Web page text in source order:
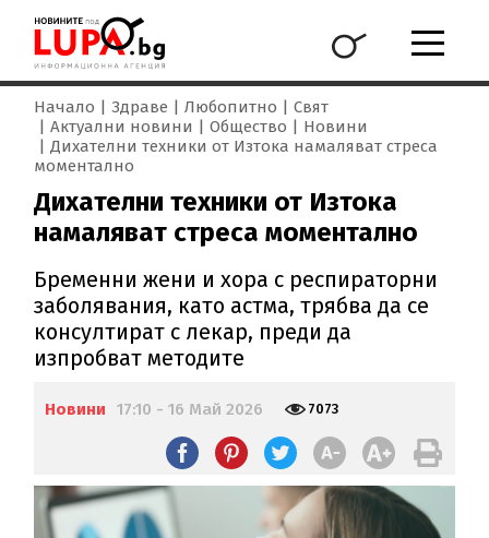
Начало Здраве Любопитно
Свят
Актуални новини
Общество
Новини
Дихателни техники от Изтока намаляват стреса
моментално
Дихателни техники от Изтока
намаляват стреса моментално
Бременни жени и хора с респираторни
заболявания, като астма, трябва да се
консултират с лекар, преди да
изпробват методите
Новини 17:10 - 16 Май 2026 7073